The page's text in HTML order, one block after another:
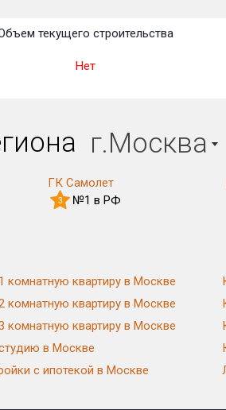
текущего строительства
Нет
г.Москва
ГК Самолет
3 №1 в РФ
комнатную квартиру в Москве
комнатную квартиру в Москве
комнатную квартиру в Москве
в Москве
с ипотекой в Москве